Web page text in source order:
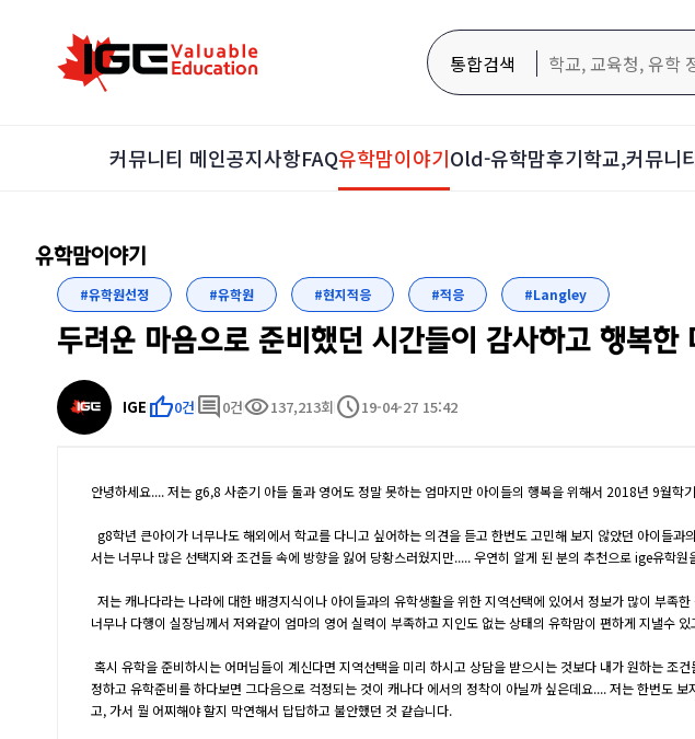
통합검색
커뮤니티 메인공지사항FAQ유학맘이야기Old-유학맘후기학교,커뮤니
유학맘이야기
#유학원선정 #유학원 #현지적응 #적응 #Langley
두려운 마음으로 준비했던 시간들이 감사하고 행복
IGE thumb_up0건 comment 0건visibility137,213회 schedule19-04-27 15:42
안녕하세요.... 저는 g6,8 사춘기 아들 둘과 영어도 정말 못하는 엄마지만 아이들의 행복을 위해서 2018년 9월학
g8학년 큰아이가 너무나도 해외에서 학교를 다니고 싶어하는 의견을 듣고 한번도 고민해 보지 않았던 아이들
서는 너무나 많은 선택지와 조건들 속에 방향을 잃어 당황스러웠지만..... 우연히 알게 된 분의 추천으로 ige유학
저는 캐나다라는 나라에 대한 배경지식이나 아이들과의 유학생활을 위한 지역선택에 있어서 정보가 많이 부
너무나 다행이 실장님께서 저와같이 엄마의 영어 실력이 부족하고 지인도 없는 상태의 유학맘이 편하게 지낼수
혹시 유학을 준비하시는 어머님들이 계신다면 지역선택을 미리 하시고 상담을 받으시는 것보다 내가 원하는
정하고 유학준비를 하다보면 그다음으로 걱정되는 것이 캐나다 에서의 정착이 아닐까 싶은데요.... 저는 한번도
고, 가서 뭘 어찌해야 할지 막연해서 답답하고 불안했던 것 같습니다.